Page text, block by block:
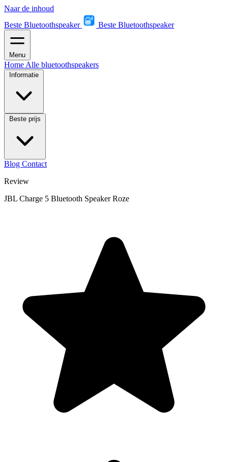
Naar de inhoud
Beste Bluetoothspeaker
Beste Bluetoothspeaker
Menu
Home Alle bluetoothspeakers
Informatie
Beste prijs
Blog Contact
Review
JBL Charge 5 Bluetooth Speaker Roze